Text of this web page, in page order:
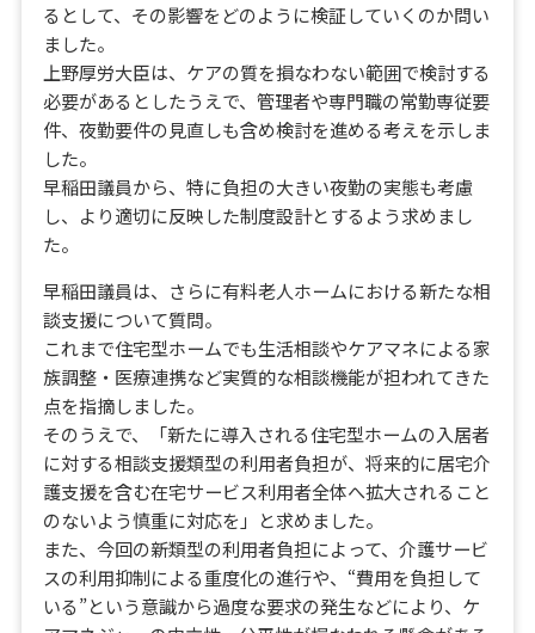
るとして、その影響をどのように検証していくのか問い
ました。
上野厚労大臣は、ケアの質を損なわない範囲で検討する
必要があるとしたうえで、管理者や専門職の常勤専従要
件、夜勤要件の見直しも含め検討を進める考えを示しま
した。
早稲田議員から、特に負担の大きい夜勤の実態も考慮
し、より適切に反映した制度設計とするよう求めまし
た。
早稲田議員は、さらに有料老人ホームにおける新たな相
談支援について質問。
これまで住宅型ホームでも生活相談やケアマネによる家
族調整・医療連携など実質的な相談機能が担われてきた
点を指摘しました。
そのうえで、「新たに導入される住宅型ホームの入居者
に対する相談支援類型の利用者負担が、将来的に居宅介
護支援を含む在宅サービス利用者全体へ拡大されること
のないよう慎重に対応を」と求めました。
また、今回の新類型の利用者負担によって、介護サービ
スの利用抑制による重度化の進行や、“費用を負担して
いる”という意識から過度な要求の発生などにより、ケ